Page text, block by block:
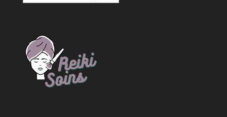
voir